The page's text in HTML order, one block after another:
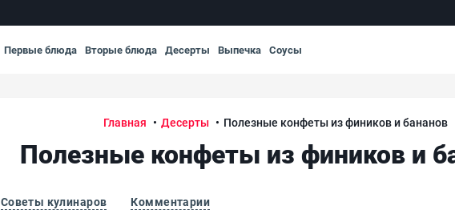
Первые блюда Вторые блюда Десерты Выпечка Соусы
Главная Десерты Полезные конфеты из фиников и бананов
Полезные конфеты из фиников и
Советы кулинаров Комментарии